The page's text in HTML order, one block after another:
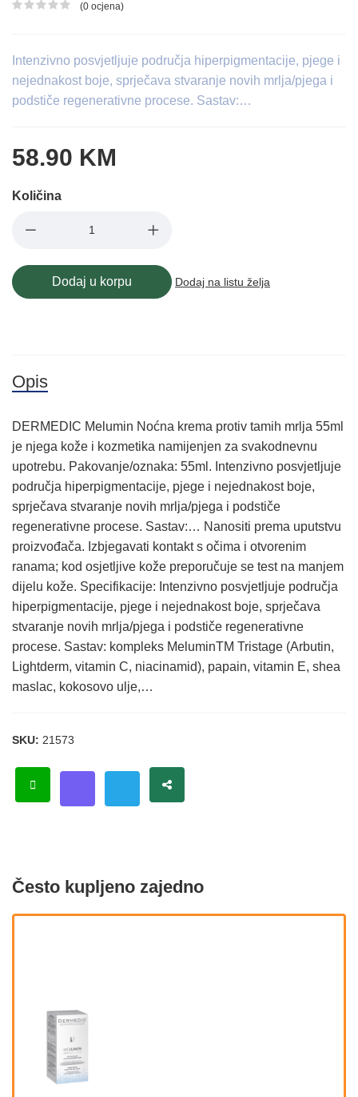
Ocjena proizvoda
(0 ocjena)
Intenzivno posvjetljuje područja hiperpigmentacije, pjege i
nejednakost boje, sprječava stvaranje novih mrlja/pjega i
podstiče regenerativne procese. Sastav:…
58.90 KM
Količina
Dodaj u korpu Dodaj na listu želja
Opis
DERMEDIC Melumin Noćna krema protiv tamih mrlja 55ml
je njega kože i kozmetika namijenjen za svakodnevnu
upotrebu. Pakovanje/oznaka: 55ml. Intenzivno posvjetljuje
područja hiperpigmentacije, pjege i nejednakost boje,
sprječava stvaranje novih mrlja/pjega i podstiče
regenerativne procese. Sastav:… Nanositi prema uputstvu
proizvođača. Izbjegavati kontakt s očima i otvorenim
ranama; kod osjetljive kože preporučuje se test na manjem
dijelu kože. Specifikacije: Intenzivno posvjetljuje područja
hiperpigmentacije, pjege i nejednakost boje, sprječava
stvaranje novih mrlja/pjega i podstiče regenerativne
procese. Sastav: kompleks MeluminTM Tristage (Arbutin,
Lightderm, vitamin C, niacinamid), papain, vitamin E, shea
maslac, kokosovo ulje,…
SKU: 21573
Često kupljeno zajedno